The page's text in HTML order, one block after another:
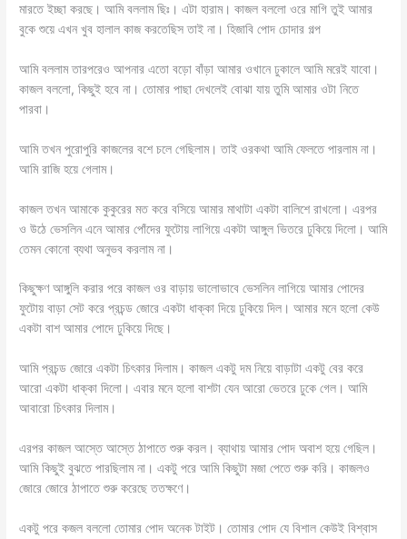
মারতে ইচ্ছা করছে। আমি বললাম ছিঃ। এটা হারাম। কাজল বললো ওরে মাগি তুই আমার
বুকে শুয়ে এখন খুব হালাল কাজ করতেছিস তাই না। হিজাবি পোদ চোদার গল্প
আমি বললাম তারপরেও আপনার এতো বড়ো বাঁড়া আমার ওখানে ঢুকালে আমি মরেই যাবো।
কাজল বললো, কিছুই হবে না। তোমার পাছা দেখলেই বোঝা যায় তুমি আমার ওটা নিতে
পারবা।
আমি তখন পুরোপুরি কাজলের বশে চলে গেছিলাম। তাই ওরকথা আমি ফেলতে পারলাম না।
আমি রাজি হয়ে গেলাম।
কাজল তখন আমাকে কুকুরের মত করে বসিয়ে আমার মাথাটা একটা বালিশে রাখলো। এরপর
ও উঠে ভেসলিন এনে আমার পোঁদের ফুটোয় লাগিয়ে একটা আঙ্গুল ভিতরে ঢুকিয়ে দিলো। আমি
তেমন কোনো ব্যথা অনুভব করলাম না।
কিছুক্ষণ আঙ্গুলি করার পরে কাজল ওর বাড়ায় ভালোভাবে ভেসলিন লাগিয়ে আমার পোদের
ফুটোয় বাড়া সেট করে প্রচন্ড জোরে একটা ধাক্কা দিয়ে ঢুকিয়ে দিল। আমার মনে হলো‌ কেউ
একটা বাশ আমার পোদে ঢুকিয়ে দিছে।
আমি প্রচন্ড জোরে একটা চিৎকার দিলাম। কাজল একটু দম নিয়ে বাড়াটা একটু বের করে
আরো একটা ধাক্কা দিলো। এবার মনে হলো বাশটা যেন আরো ভেতরে ঢুকে গেল। আমি
আবারো চিৎকার দিলাম।
এরপর কাজল আস্তে আস্তে ঠাপাতে শুরু করল। ব্যাথায় আমার পোদ অবাশ হয়ে গেছিল।
আমি কিছুই বুঝতে পারছিলাম না। একটু পরে আমি কিছুটা মজা পেতে শুরু করি। কাজলও
জোরে জোরে ঠাপাতে শুরু করেছে ততক্ষণে।
একটু পরে কজল বললো তোমার পোদ অনেক টাইট। তোমার পোদ যে বিশাল কেউই বিশ্বাস